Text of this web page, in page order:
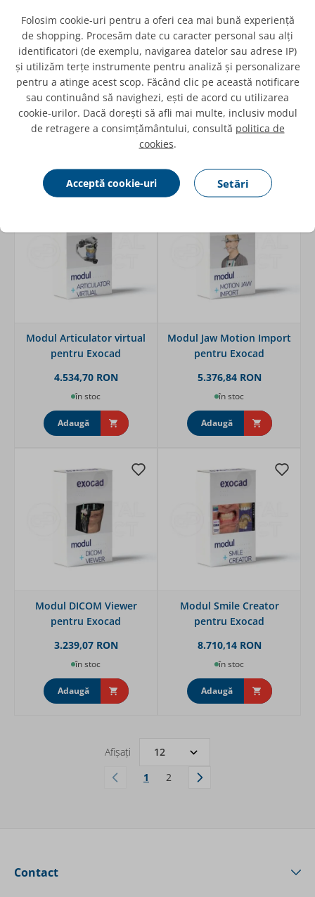
Modul Scheletate pentru
Exocad
10.343,31 RON
în stoc
Modul Proteze totale
pentru Exocad
10.343,31 RON
în stoc
Modul Articulator virtual
pentru Exocad
4.534,70 RON
în stoc
Adaugă
Modul Jaw Motion Import
pentru Exocad
5.376,84 RON
în stoc
Adaugă
Modul DICOM Viewer
pentru Exocad
3.239,07 RON
în stoc
Adaugă
Modul Smile Creator
pentru Exocad
8.710,14 RON
în stoc
Adaugă
În acest moment citiți pagina
1 Pagină
2
Afișați
Contact
Folosim cookie-uri pentru a oferi cea mai bună experiență
de shopping. Procesăm date cu caracter personal sau alți
identificatori (de exemplu, navigarea datelor sau adrese IP)
și utilizăm terțe instrumente pentru analiză și personalizare
pentru a atinge acest scop. Făcând clic pe această notificare
sau continuând să navighezi, ești de acord cu utilizarea
cookie-urilor. Dacă dorești să afli mai multe, inclusiv modul
de retragere a consimțământului, consultă politica de
cookies.
Acceptă cookie-uri Setări